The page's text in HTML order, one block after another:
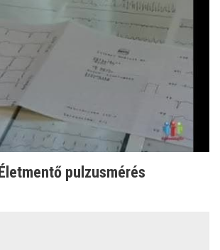
pulzusmérés